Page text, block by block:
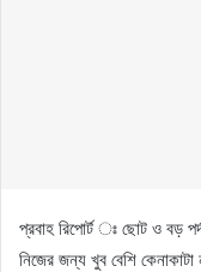
প্রবাহ রিপোর্ট ঃ ছোট ও বড়
নিজের জন্য খুব বেশি